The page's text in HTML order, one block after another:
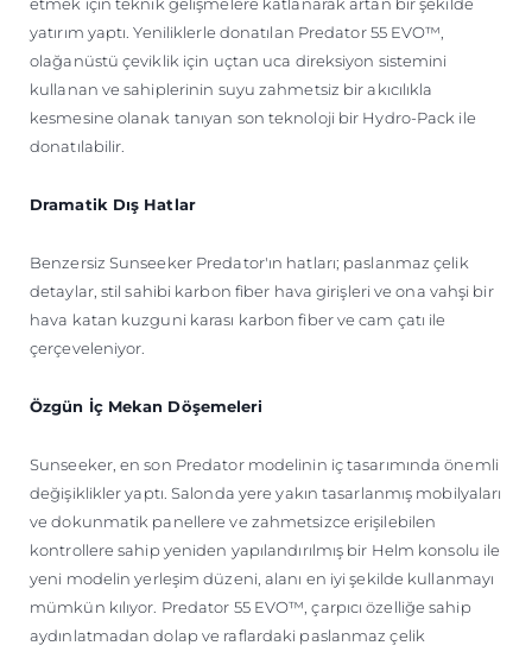
yatırım yaptı. Yeniliklerle donatılan Predator 55 EVO™,
olağanüstü çeviklik için uçtan uca direksiyon sistemini
kullanan ve sahiplerinin suyu zahmetsiz bir akıcılıkla
kesmesine olanak tanıyan son teknoloji bir Hydro-Pack ile
donatılabilir.
Dramatik Dış Hatlar
Benzersiz Sunseeker Predator'ın hatları; paslanmaz çelik
detaylar, stil sahibi karbon fiber hava girişleri ve ona vahşi bir
hava katan kuzguni karası karbon fiber ve cam çatı ile
çerçeveleniyor.
Özgün İç Mekan Döşemeleri
Sunseeker, en son Predator modelinin iç tasarımında önemli
değişiklikler yaptı. Salonda yere yakın tasarlanmış mobilyaları
ve dokunmatik panellere ve zahmetsizce erişilebilen
kontrollere sahip yeniden yapılandırılmış bir Helm konsolu ile
yeni modelin yerleşim düzeni, alanı en iyi şekilde kullanmayı
mümkün kılıyor. Predator 55 EVO™, çarpıcı özelliğe sahip
aydınlatmadan dolap ve raflardaki paslanmaz çelik